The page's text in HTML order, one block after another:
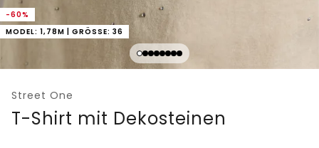
-60%
MODEL: 1,78M | GRÖSSE: 36
Street One
T-Shirt mit Dekosteinen